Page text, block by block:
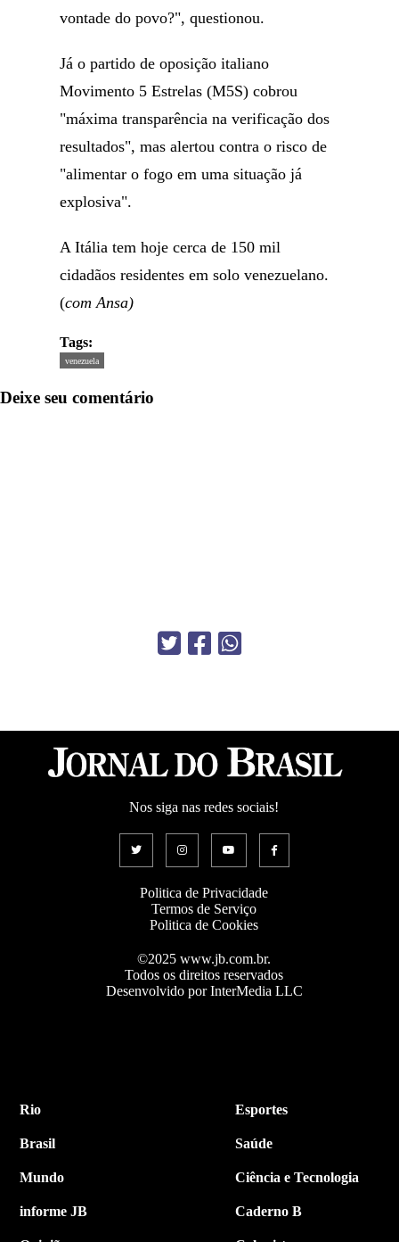
vontade do povo?", questionou.
Já o partido de oposição italiano
Movimento 5 Estrelas (M5S) cobrou
"máxima transparência na verificação dos
resultados", mas alertou contra o risco de
"alimentar o fogo em uma situação já
explosiva".
A Itália tem hoje cerca de 150 mil
cidadãos residentes em solo venezuelano.
(com Ansa)
Tags:
venezuela
Deixe seu comentário
Nos siga nas redes sociais!
Politica de Privacidade
Termos de Serviço
Politica de Cookies
©2025 www.jb.com.br.
Todos os direitos reservados
Desenvolvido por InterMedia LLC
Rio
Brasil
Mundo
informe JB
Esportes
Saúde
Ciência e Tecnologia
Caderno B